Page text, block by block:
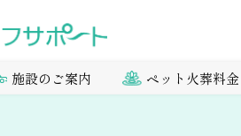
施設のご案内 ペット火葬料金